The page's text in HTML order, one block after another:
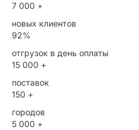
7 000 +
новых клиентов
92%
отгрузок в день оплаты
15 000 +
поставок
150 +
городов
5 000 +